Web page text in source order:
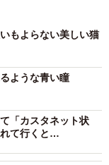
もよらない美しい猫
ような青い瞳
「カスタネット状
て行くと…